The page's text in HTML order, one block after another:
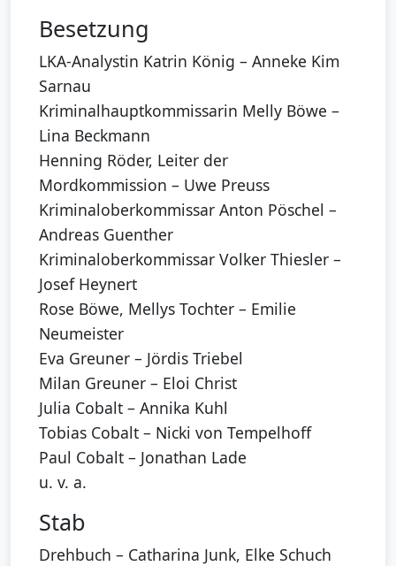
Besetzung
LKA-Analystin Katrin König – Anneke Kim
Sarnau
Kriminalhauptkommissarin Melly Böwe –
Lina Beckmann
Henning Röder, Leiter der
Mordkommission – Uwe Preuss
Kriminaloberkommissar Anton Pöschel –
Andreas Guenther
Kriminaloberkommissar Volker Thiesler –
Josef Heynert
Rose Böwe, Mellys Tochter – Emilie
Neumeister
Eva Greuner – Jördis Triebel
Milan Greuner – Eloi Christ
Julia Cobalt – Annika Kuhl
Tobias Cobalt – Nicki von Tempelhoff
Paul Cobalt – Jonathan Lade
u. v. a.
Stab
Drehbuch – Catharina Junk, Elke Schuch